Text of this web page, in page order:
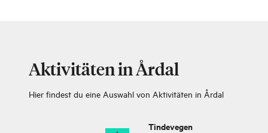
Aktivitäten in Årdal
Hier findest du eine Auswahl von Aktivitäten in Årdal
Tindevegen